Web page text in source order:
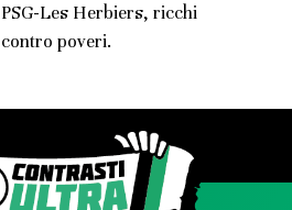
PSG-Les Herbiers, ricchi
contro poveri.